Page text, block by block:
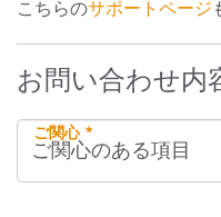
こちらのサポートページ
お問い合わせ内
ご関心 *